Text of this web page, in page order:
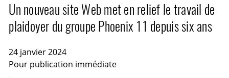
Un nouveau site Web met en relief le travail de
plaidoyer du groupe Phoenix 11 depuis six ans
24 janvier 2024
Pour publication immédiate